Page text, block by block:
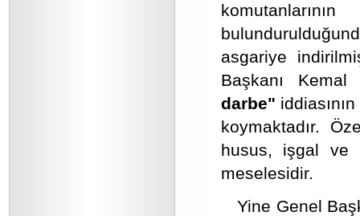
asgariye
Başkanı
darbe"
koymaktadır.
husus, işgal ve
meselesidir.
Yine Genel